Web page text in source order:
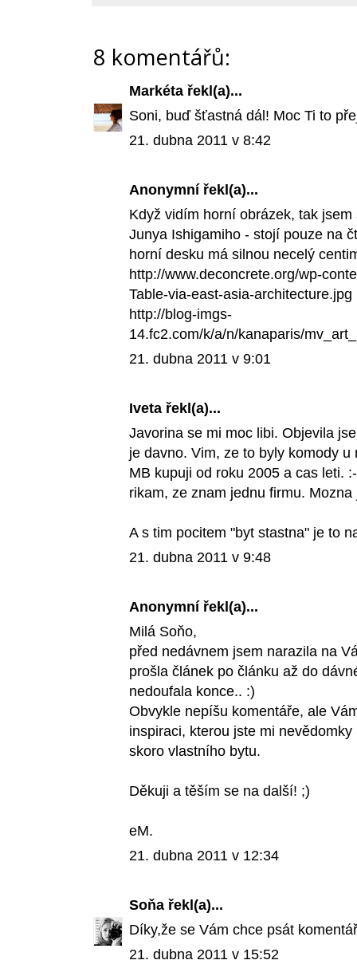
8 komentářů:
Markéta řekl(a)...
Soni, buď šťastná dál! Moc Ti to
21. dubna 2011 v 8:42
Anonymní řekl(a)...
Když vidím horní obrázek, tak
Junya Ishigamiho - stojí pouze na
horní desku má silnou necelý
http://www.deconcrete.org/wp-
Table-via-east-asia-architecture.jpg
http://blog-imgs-
14.fc2.com/k/a/n/kanaparis/
21. dubna 2011 v 9:01
Iveta řekl(a)...
Javorina se mi moc libi. Objevila
je davno. Vim, ze to byly komody
MB kupuji od roku 2005 a cas leti.
rikam, ze znam jednu firmu.
A s tim pocitem "byt stastna" je to
21. dubna 2011 v 9:48
Anonymní řekl(a)...
Milá Soňo,
před nedávnem jsem narazila na
prošla článek po článku až do
nedoufala konce.. :)
Obvykle nepíšu komentáře, ale
inspiraci, kterou jste mi
skoro vlastního bytu.
Děkuji a těším se na další! ;)
eM.
21. dubna 2011 v 12:34
Soňa řekl(a)...
Díky,že se Vám chce psát
21. dubna 2011 v 15:52